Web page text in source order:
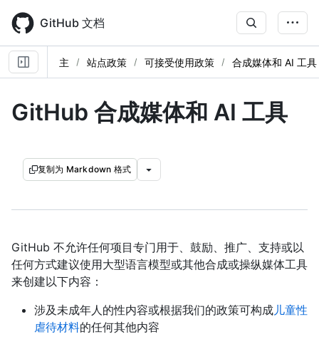
main
content
GitHub 文档
主 站点政策 可接受使用政策 合成媒体和 AI 工具
GitHub 合成媒体和 AI 工具
复制为 Markdown 格式
GitHub 不允许任何项目专门用于、鼓励、推广、支持或以
任何方式建议使用大型语言模型或其他合成或操纵媒体工具
来创建以下内容：
涉及未成年人的性内容或根据我们的政策可构成儿童性
虐待材料的任何其他内容